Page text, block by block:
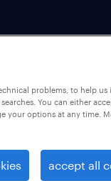
problems, to help us
You can either
your options at any time.
accept all